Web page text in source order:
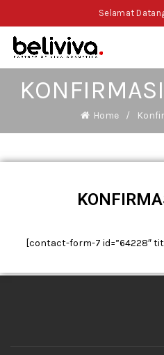
Selamat
Home
[contact-form-7 id=”64228″